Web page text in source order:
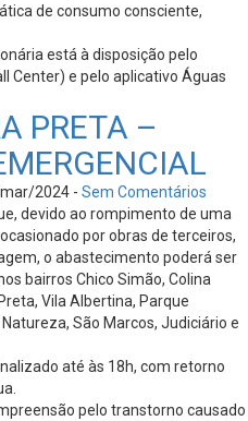
de consumo consciente,
está à disposição pelo
Center) e pelo aplicativo Águas
PRETA –
2024 - Sem Comentários
devido ao rompimento de uma
por obras de terceiros,
o abastecimento poderá ser
bairros Chico Simão, Colina
Vila Albertina, Parque
São Marcos, Judiciário e
até às 18h, com retorno
pelo transtorno causado